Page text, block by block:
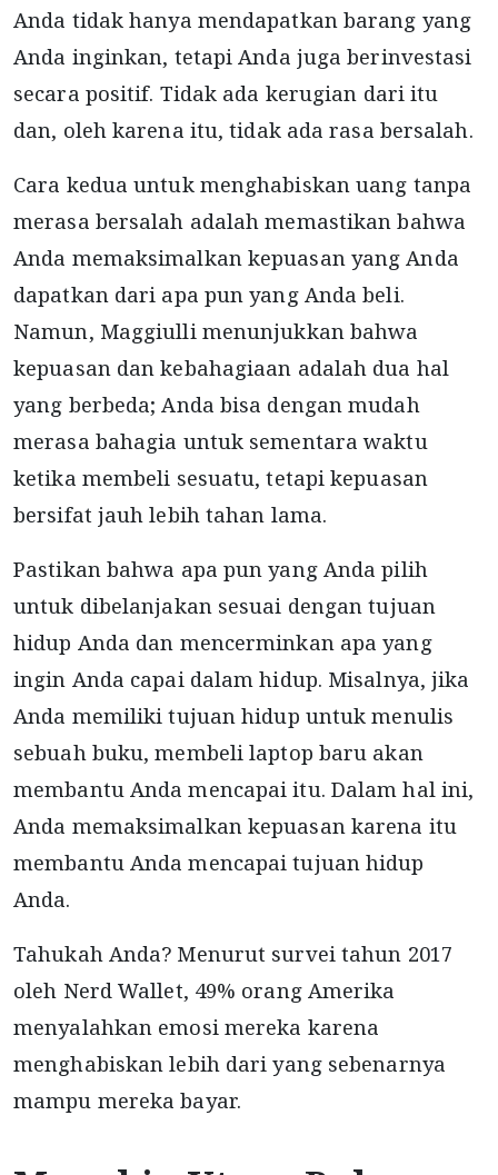
Anda tidak hanya mendapatkan barang yang
Anda inginkan, tetapi Anda juga berinvestasi
secara positif. Tidak ada kerugian dari itu
dan, oleh karena itu, tidak ada rasa bersalah.
Cara kedua untuk menghabiskan uang tanpa
merasa bersalah adalah memastikan bahwa
Anda memaksimalkan kepuasan yang Anda
dapatkan dari apa pun yang Anda beli.
Namun, Maggiulli menunjukkan bahwa
kepuasan dan kebahagiaan adalah dua hal
yang berbeda; Anda bisa dengan mudah
merasa bahagia untuk sementara waktu
ketika membeli sesuatu, tetapi kepuasan
bersifat jauh lebih tahan lama.
Pastikan bahwa apa pun yang Anda pilih
untuk dibelanjakan sesuai dengan tujuan
hidup Anda dan mencerminkan apa yang
ingin Anda capai dalam hidup. Misalnya, jika
Anda memiliki tujuan hidup untuk menulis
sebuah buku, membeli laptop baru akan
membantu Anda mencapai itu. Dalam hal ini,
Anda memaksimalkan kepuasan karena itu
membantu Anda mencapai tujuan hidup
Anda.
Tahukah Anda? Menurut survei tahun 2017
oleh Nerd Wallet, 49% orang Amerika
menyalahkan emosi mereka karena
menghabiskan lebih dari yang sebenarnya
mampu mereka bayar.